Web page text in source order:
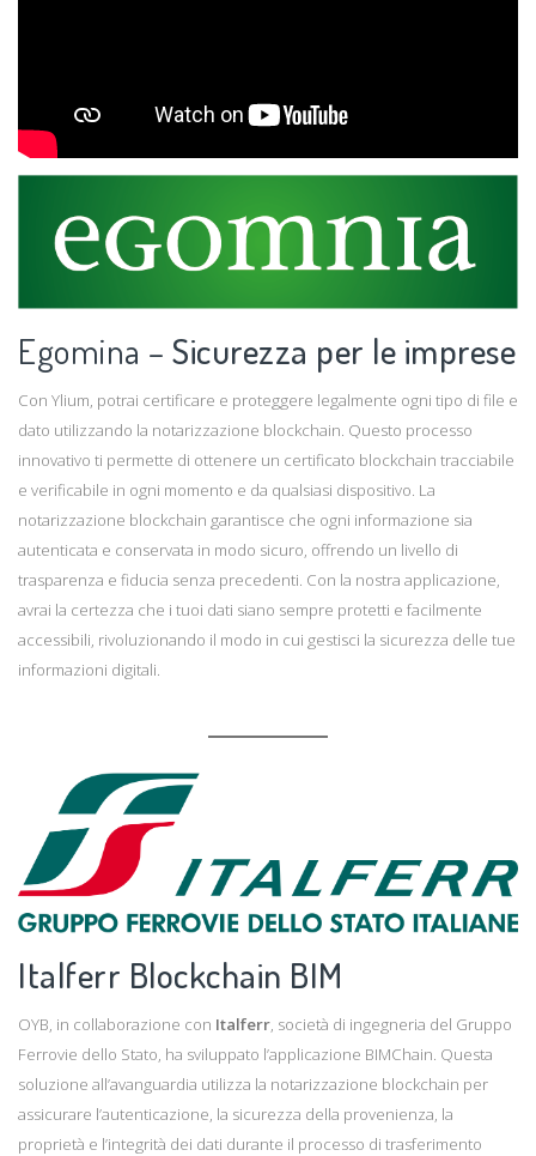
Egomina – Sicurezza per le imprese
Con Ylium, potrai certificare e proteggere legalmente ogni tipo di file e
dato utilizzando la notarizzazione blockchain. Questo processo
innovativo ti permette di ottenere un certificato blockchain tracciabile
e verificabile in ogni momento e da qualsiasi dispositivo. La
notarizzazione blockchain garantisce che ogni informazione sia
autenticata e conservata in modo sicuro, offrendo un livello di
trasparenza e fiducia senza precedenti. Con la nostra applicazione,
avrai la certezza che i tuoi dati siano sempre protetti e facilmente
accessibili, rivoluzionando il modo in cui gestisci la sicurezza delle tue
informazioni digitali.
Italferr Blockchain BIM
OYB, in collaborazione con Italferr, società di ingegneria del Gruppo
Ferrovie dello Stato, ha sviluppato l’applicazione BIMChain. Questa
soluzione all’avanguardia utilizza la notarizzazione blockchain per
assicurare l’autenticazione, la sicurezza della provenienza, la
proprietà e l’integrità dei dati durante il processo di trasferimento